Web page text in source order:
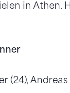
in Athen.
(24),